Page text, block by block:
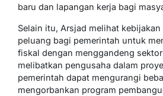
baru dan lapangan kerja bagi
Selain itu, Arsjad melihat
peluang bagi pemerintah untuk
fiskal dengan menggandeng
melibatkan pengusaha dalam
pemerintah dapat mengurangi
mengorbankan program